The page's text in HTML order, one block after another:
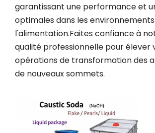
garantissant une performance et
optimales dans les
l'alimentation.Faites confiance à
qualité professionnelle pour élever
opérations de transformation des
de nouveaux sommets.